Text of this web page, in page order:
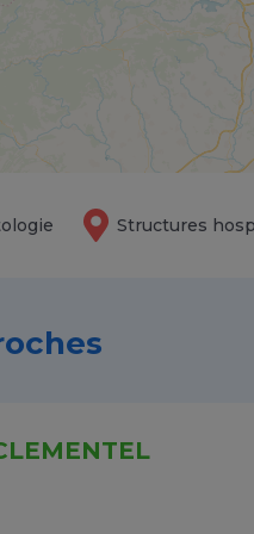
Structures